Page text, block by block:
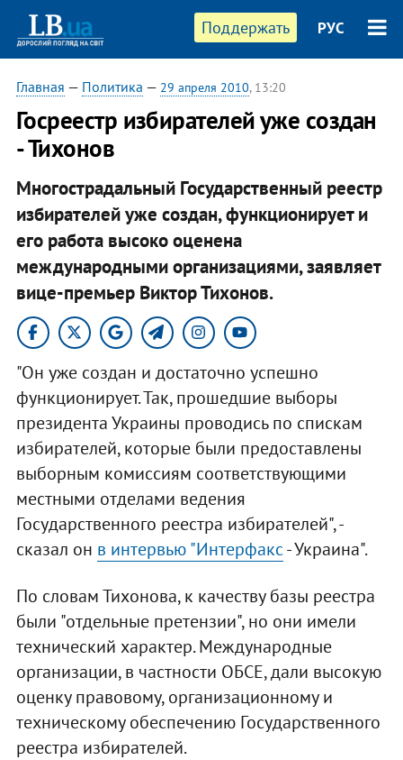
Поддержать РУС
Главная — Политика — 29 апреля 2010, 13:20
Госреестр избирателей уже создан
- Тихонов
Многострадальный Государственный реестр
избирателей уже создан, функционирует и
его работа высоко оценена
международными организациями, заявляет
вице-премьер Виктор Тихонов.
"Он уже создан и достаточно успешно
функционирует. Так, прошедшие выборы
президента Украины проводись по спискам
избирателей, которые были предоставлены
выборным комиссиям соответствующими
местными отделами ведения
Государственного реестра избирателей", -
сказал он в интервью "Интерфакс- Украина".
По словам Тихонова, к качеству базы реестра
были "отдельные претензии", но они имели
технический характер. Международные
организации, в частности ОБСЕ, дали высокую
оценку правовому, организационному и
техническому обеспечению Государственного
реестра избирателей.